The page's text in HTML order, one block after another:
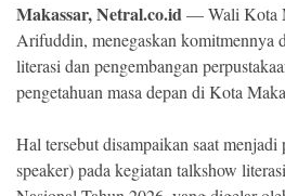
©
Copyright
Makassar, Netral.co.id— Wali Kota
Arifuddin, menegaskan komitmennya
literasi dan pengembangan
pengetahuan masa depan di Kota
Hal tersebut disampaikan saat
speaker) pada kegiatan talkshow